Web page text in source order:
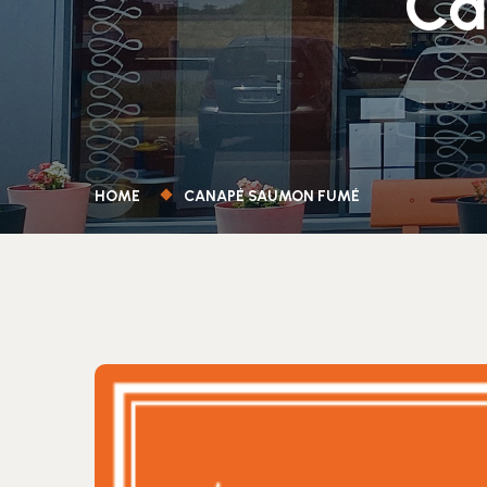
HOME CANAPÉ SAUMON FUMÉ